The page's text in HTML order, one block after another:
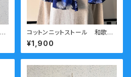
コットンニットストール 和歌山
ニット 日本製 kirippa 〇柄
ブルー 送料無料
¥1,900